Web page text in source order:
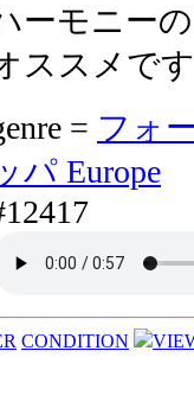
ーモニー
ススメで
= フォ
パ Europe
CONDITION